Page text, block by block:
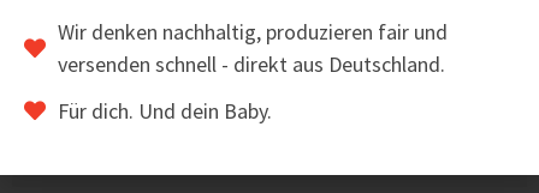
als Umstandsmantel aussieht und dass man den
Trageeinsatz an die Größe des Kindes anpassen
Wir denken nachhaltig, produzieren fair und
versenden schnell - direkt aus Deutschland.
Für dich. Und dein Baby.